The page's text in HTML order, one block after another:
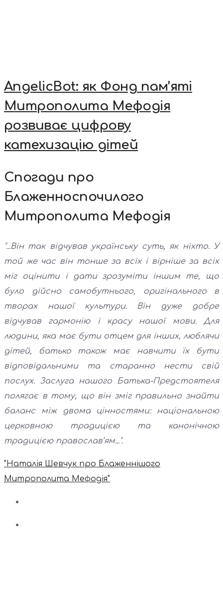
AngelicBot: як Фонд пам’яті
Митрополита Мефодія
розвиває цифрову
катехизацію дітей
Спогади про
Блаженноспочилого
Митрополита Мефодія
"...Він так відчував українську суть, як ніхто. У
той же час він тонше за всіх і вірніше за всіх
міг оцінити і дати зрозуміти іншим те, що
було дійсно самобутнього, оригінального в
творах нашої культури. Він дуже добре
відчував гармонію і красу нашої мови. Для
людини, яка має бути отцем для інших, люблячи
дітей, батько також має навчити їх бути
відповідальними та старанно нести свій
послух. Заслуга нашого Батька-Предстоятеля
полягає в тому, що він зміг правильно знайти
баланс між двома цінностями: національною
церковною традицією та канонічною
традицією православ’ям...".
"Наталія Шевчук про Блаженнішого
Митрополита Мефодія"